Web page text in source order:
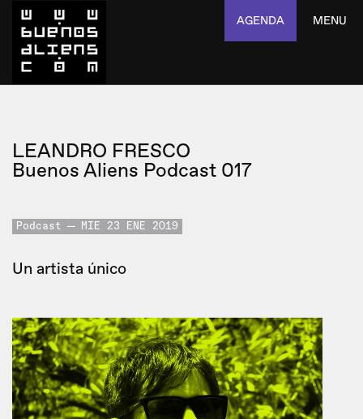
AGENDA MENU
LEANDRO FRESCO
Buenos Aliens Podcast 017
Podcast MIE 23 ENE 2019
Un artista único